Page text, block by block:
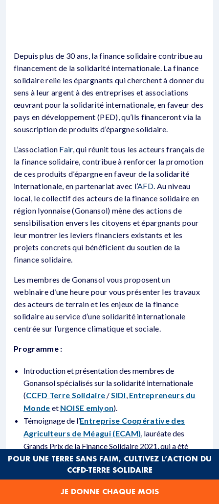
Depuis plus de 30 ans, la finance solidaire contribue au
financement de la solidarité internationale. La finance
solidaire relie les épargnants qui cherchent à donner du
sens à leur argent à des entreprises et associations
œuvrant pour la solidarité internationale, en faveur des
pays en développement (PED), qu’ils financeront via la
souscription de produits d’épargne solidaire.
L’association Fair, qui réunit tous les acteurs français de
la finance solidaire, contribue à renforcer la promotion
de ces produits d’épargne en faveur de la solidarité
internationale, en partenariat avec l’AFD . Au niveau
local, le collectif des acteurs de la finance solidaire en
région lyonnaise (Gonansol) mène des actions de
sensibilisation envers les citoyens et épargnants pour
leur montrer les leviers financiers existants et les
projets concrets qui bénéficient du soutien de la
finance solidaire.
Les membres de Gonansol vous proposent un
webinaire d’une heure pour vous présenter les travaux
des acteurs de terrain et les enjeux de la finance
solidaire au service d’une solidarité internationale
centrée sur l’urgence climatique et sociale.
Programme :
Introduction et présentation des membres de
Gonansol spécialisés sur la solidarité internationale
(CCFD Terre Solidaire / SIDI Entrepreneurs du
Monde et NOISE emlyon).
Témoignage de l’Entreprise Coopérative des
Agriculteurs de Méagui (ECAM) , lauréate des
Grands Prix de la Finance Solidaire 2021, qui a été
créée en Côte d’Ivoire en 2004 à l’initiative de 87
producteurs de cacao, dans une démarche sociale et
environnementale.
Témoignage d’Assilassimé Solidarité, institution
POUR UNE TERRE SANS FAIM, CULTIVEZ L’ACTION DU
CCFD-TERRE SOLIDAIRE
JE DONNE CHAQUE MOIS